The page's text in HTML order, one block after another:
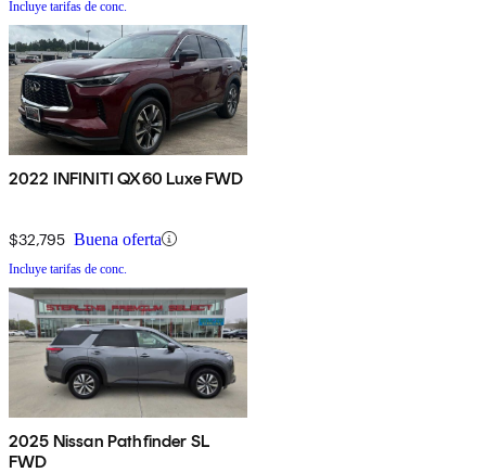
Incluye tarifas de conc.
2022 INFINITI QX60 Luxe FWD
$32,795 Buena oferta
Incluye tarifas de conc.
2025 Nissan Pathfinder SL
FWD